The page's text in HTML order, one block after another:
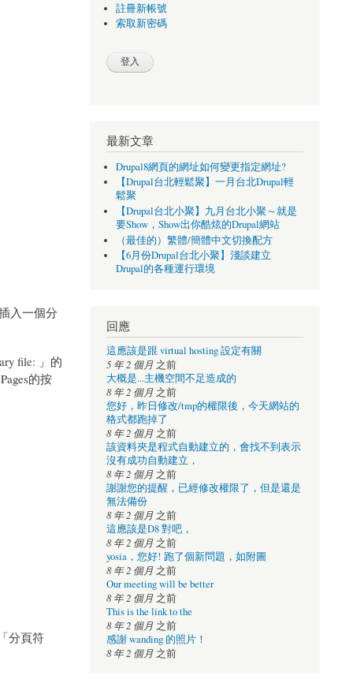
入一個分
file: 」的
的按
分頁符
註冊新帳號
索取新密碼
最新文章
Drupal8網頁的網址如何變更指定網址?
【Drupal台北輕鬆聚】一月台北Drupal輕
鬆聚
【Drupal台北小聚】九月台北小聚～就是
要Show，Show出你酷炫的Drupal網站
（最佳的）繁體/簡體中文切換配方
【6月份Drupal台北小聚】淺談建立
Drupal的各種運行環境
回應
這應該是跟 virtual hosting 設定有關
5 年 2 個月之前
大概是...主機空間不足造成的
8 年 2 個月之前
您好，昨日修改/tmp的權限後，今天網站的
格式都跑掉了
8 年 2 個月之前
該資料夾是程式自動建立的，會找不到表示
沒有成功自動建立，
8 年 2 個月之前
謝謝您的提醒，已經修改權限了，但是還是
無法備份
8 年 2 個月之前
這應該是D8 對吧，
8 年 2 個月之前
yosia，您好! 跑了個新問題，如附圖
8 年 2 個月之前
Our meeting will be better
8 年 2 個月之前
This is the link to the
8 年 2 個月之前
感謝 wanding 的照片！
8 年 2 個月之前